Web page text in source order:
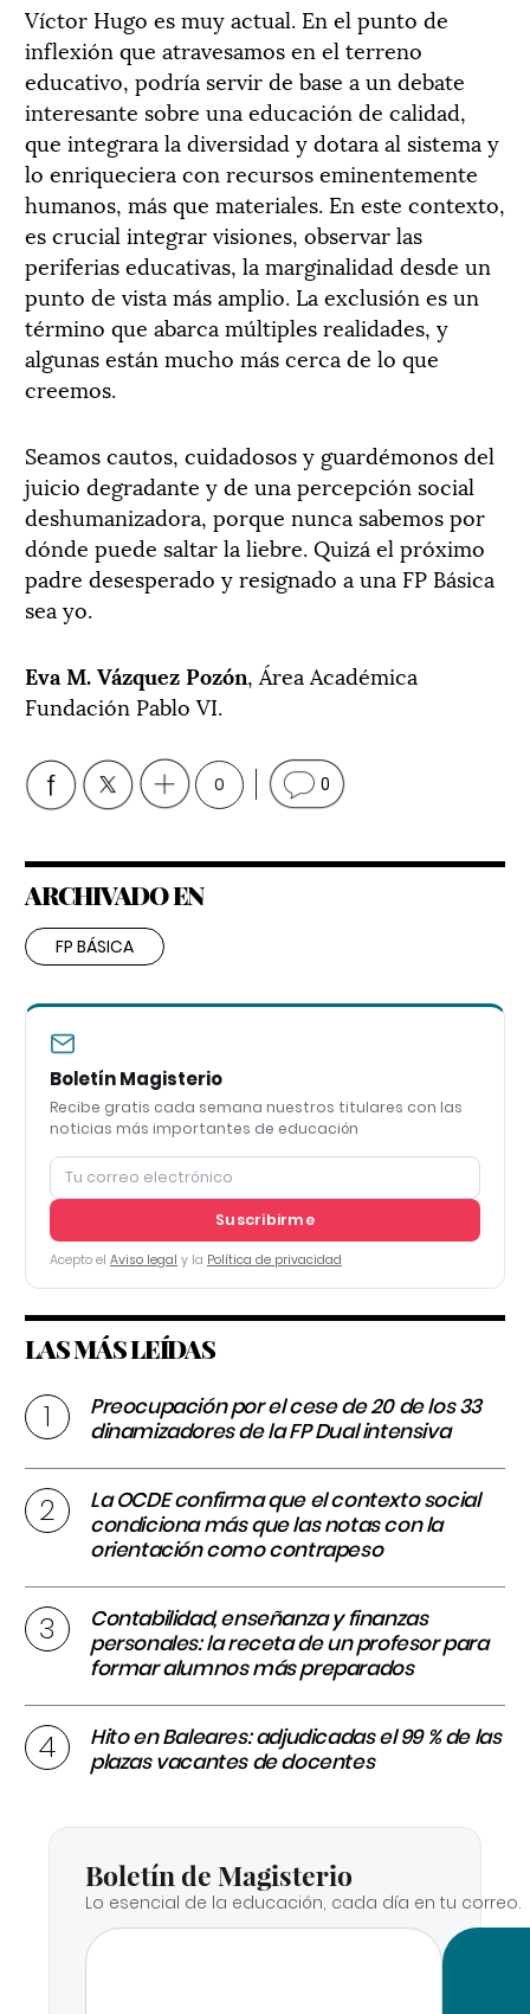
Víctor Hugo es muy actual. En el punto de
inflexión que atravesamos en el terreno
educativo, podría servir de base a un debate
interesante sobre una educación de calidad,
que integrara la diversidad y dotara al sistema y
lo enriqueciera con recursos eminentemente
humanos, más que materiales. En este contexto,
es crucial integrar visiones, observar las
periferias educativas, la marginalidad desde un
punto de vista más amplio. La exclusión es un
término que abarca múltiples realidades, y
algunas están mucho más cerca de lo que
creemos.
Seamos cautos, cuidadosos y guardémonos del
juicio degradante y de una percepción social
deshumanizadora, porque nunca sabemos por
dónde puede saltar la liebre. Quizá el próximo
padre desesperado y resignado a una FP Básica
sea yo.
Eva M. Vázquez Pozón, Área Académica
Fundación Pablo VI.
0 0
ARCHIVADO EN
FP BÁSICA
Boletín Magisterio
Recibe gratis cada semana nuestros titulares con las
noticias más importantes de educación
Suscribirme
Acepto el Aviso legal y la Política de privacidad
LAS MÁS LEÍDAS
Preocupación por el cese de 20 de los 33
dinamizadores de la FP Dual intensiva
La OCDE confirma que el contexto social
condiciona más que las notas con la
orientación como contrapeso
Contabilidad, enseñanza y finanzas
personales: la receta de un profesor para
formar alumnos más preparados
Hito en Baleares: adjudicadas el 99 % de las
plazas vacantes de docentes
Boletín de Magisterio
Lo esencial de la educación, cada día en tu correo.